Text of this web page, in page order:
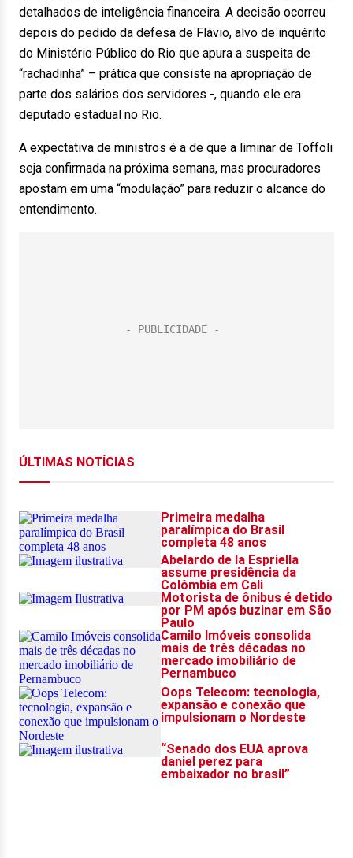
detalhados de inteligência financeira. A decisão ocorreu
depois do pedido da defesa de Flávio, alvo de inquérito
do Ministério Público do Rio que apura a suspeita de
“rachadinha” – prática que consiste na apropriação de
parte dos salários dos servidores -, quando ele era
deputado estadual no Rio.
A expectativa de ministros é a de que a liminar de Toffoli
seja confirmada na próxima semana, mas procuradores
apostam em uma “modulação” para reduzir o alcance do
entendimento.